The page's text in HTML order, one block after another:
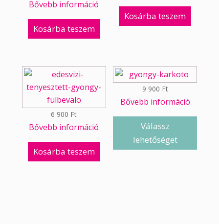
Bővebb információ
Kosárba teszem
Kosárba teszem
6 900 Ft
Bővebb információ
Kosárba teszem
9 900 Ft
Bővebb információ
Válassz
lehetőséget